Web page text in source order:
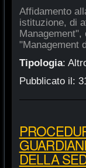
Affidamento
istituzione, di
"Management
Tipologia:
Pubblicato il:
DELLA